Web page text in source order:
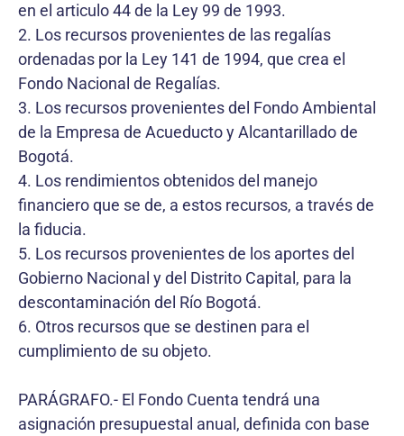
en el articulo 44 de la Ley 99 de 1993.
2. Los recursos provenientes de las regalías
ordenadas por la Ley 141 de 1994, que crea el
Fondo Nacional de Regalías.
3. Los recursos provenientes del Fondo Ambiental
de la Empresa de Acueducto y Alcantarillado de
Bogotá.
4. Los rendimientos obtenidos del manejo
financiero que se de‚ a estos recursos, a través de
la fiducia.
5. Los recursos provenientes de los aportes del
Gobierno Nacional y del Distrito Capital, para la
descontaminación del Río Bogotá.
6. Otros recursos que se destinen para el
cumplimiento de su objeto.
PARÁGRAFO.- El Fondo Cuenta tendrá una
asignación presupuestal anual, definida con base